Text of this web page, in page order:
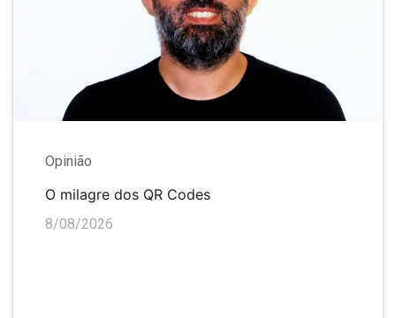
Opinião
O milagre dos QR Codes
8/08/2026